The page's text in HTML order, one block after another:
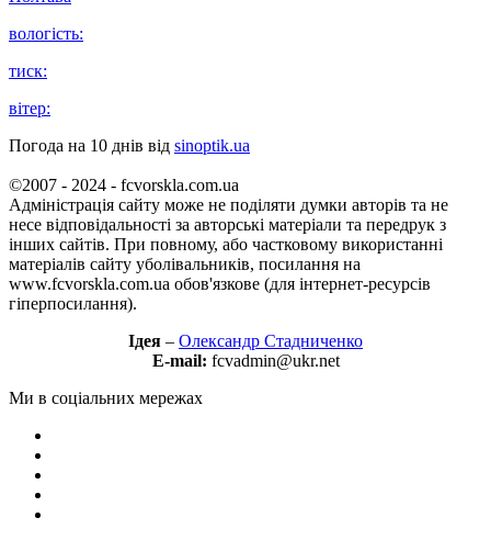
вологість:
тиск:
вітер:
Погода на 10 днів від sinoptik.ua
©2007 - 2024 - fcvorskla.com.ua
Адміністрація сайту може не поділяти думки авторів та не
несе відповідальності за авторські матеріали та передрук з
інших сайтів. При повному, або частковому використанні
матеріалів сайту уболівальників, посилання на
www.fcvorskla.com.ua обов'язкове (для інтернет-ресурсів
гіперпосилання).
Ідея – Олександр Стадниченко
E-mail: fcvadmin@ukr.net
Ми в соціальних мережах